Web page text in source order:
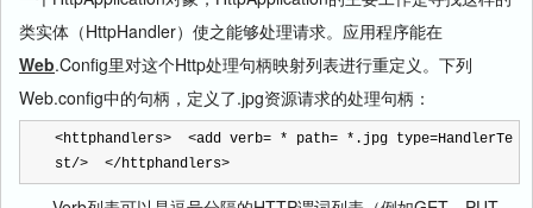
类实体（HttpHandler）使之能够处理请求。应用程序能在
Web.Config里对这个Http处理句柄映射列表进行重定义。下列
Web.config中的句柄，定义了.jpg资源请求的处理句柄：
<httphandlers> <add verb= * path= * .jpg type=HandlerTe
st/> </httphandlers>